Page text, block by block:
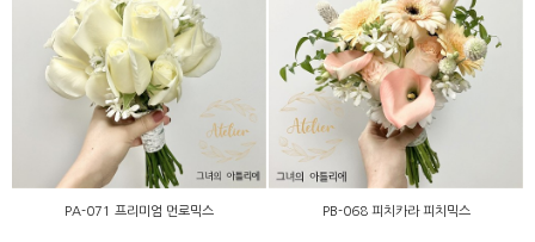
PA-071 프리미엄 먼로믹스
PA-071 프리미엄 먼로믹스
PB-068 피치카라 피치믹스
PB-068 피치카라 피치믹스